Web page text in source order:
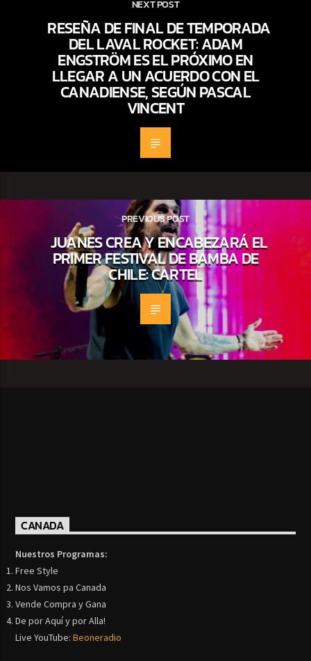
NEXT POST
RESEÑA DE FINAL DE TEMPORADA
DEL LAVAL ROCKET: ADAM
ENGSTRÖM ES EL PRÓXIMO EN
LLEGAR A UN ACUERDO CON EL
CANADIENSE, SEGÚN PASCAL
VINCENT
PREVIOUS POST
JUANES CREA Y ENCABEZARÁ EL
PRIMER FESTIVAL DE BAMBA DE
CHILE: CARTEL
CANADA
Nuestros Programas:
Free Style
Nos Vamos pa Canada
Vende Compra y Gana
De por Aquí y por Alla!
Live YouTube:Beoneradio